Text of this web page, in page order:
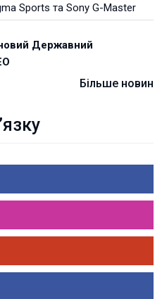
Sports та Sony G-Master
Державний
Більше новин